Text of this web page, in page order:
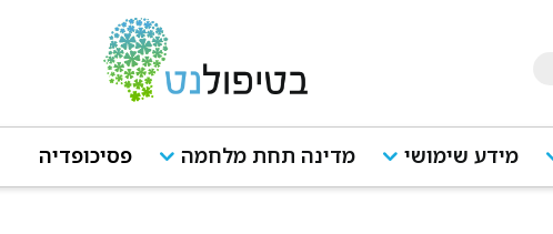
מידע שימושי מדינה תחת מלחמה פסיכופדיה